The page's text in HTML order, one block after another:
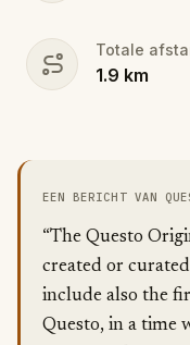
Totale
1.9 km
EEN BERICHT VAN
“The Questo
created or
include also the
Questo, in a time